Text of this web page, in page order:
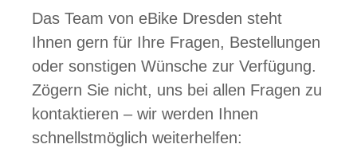
Das Team von eBike Dresden steht
Ihnen gern für Ihre Fragen, Bestellungen
oder sonstigen Wünsche zur Verfügung.
Zögern Sie nicht, uns bei allen Fragen zu
kontaktieren – wir werden Ihnen
schnellstmöglich weiterhelfen: